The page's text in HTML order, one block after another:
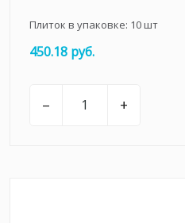
Плиток в упаковке: 10шт
450.18 руб.
– +